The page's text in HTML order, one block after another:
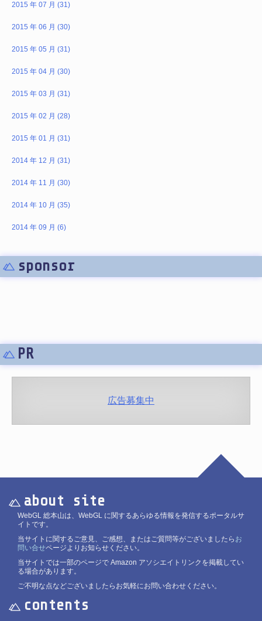
2015 年 07 月 (31)
2015 年 06 月 (30)
2015 年 05 月 (31)
2015 年 04 月 (30)
2015 年 03 月 (31)
2015 年 02 月 (28)
2015 年 01 月 (31)
2014 年 12 月 (31)
2014 年 11 月 (30)
2014 年 10 月 (35)
2014 年 09 月 (6)
sponsor
PR
広告募集中
about site
WebGL 総本山は、WebGL に関するあらゆる情報を発信するポータルサ
イトです。
当サイトに関するご意見、ご感想、またはご質問等がございましたら お
問い合せページよりお知らせください。
当サイトでは一部のページで Amazon アソシエイトリンクを掲載してい
る場合があります。
ご不明な点などございましたらお気軽にお問い合わせください。
contents